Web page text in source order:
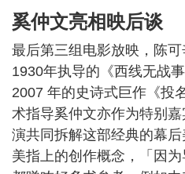
奚仲文亮相映后谈
最后第三组电影放映，陈
1930年执导的《西线无战
2007 年的史诗式巨作《投
术指导奚仲文亦作为特别
演共同拆解这部经典的幕
美指上的创作概念，「因